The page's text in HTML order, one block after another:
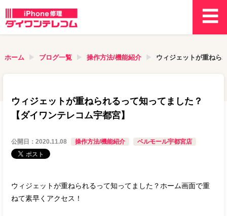
ホーム ブログ一覧 操作方法/機能紹介 ウィジェットが重ねら
ウィジェットが重ねられるって知ってました？
【ダイワンテレコム宇都宮】
公開日：2020.11.08 操作方法/機能紹介 ベルモール宇都宮店
ウィジェットが重ねられるって知ってました？ホーム画面で重
ねて素早くアクセス！